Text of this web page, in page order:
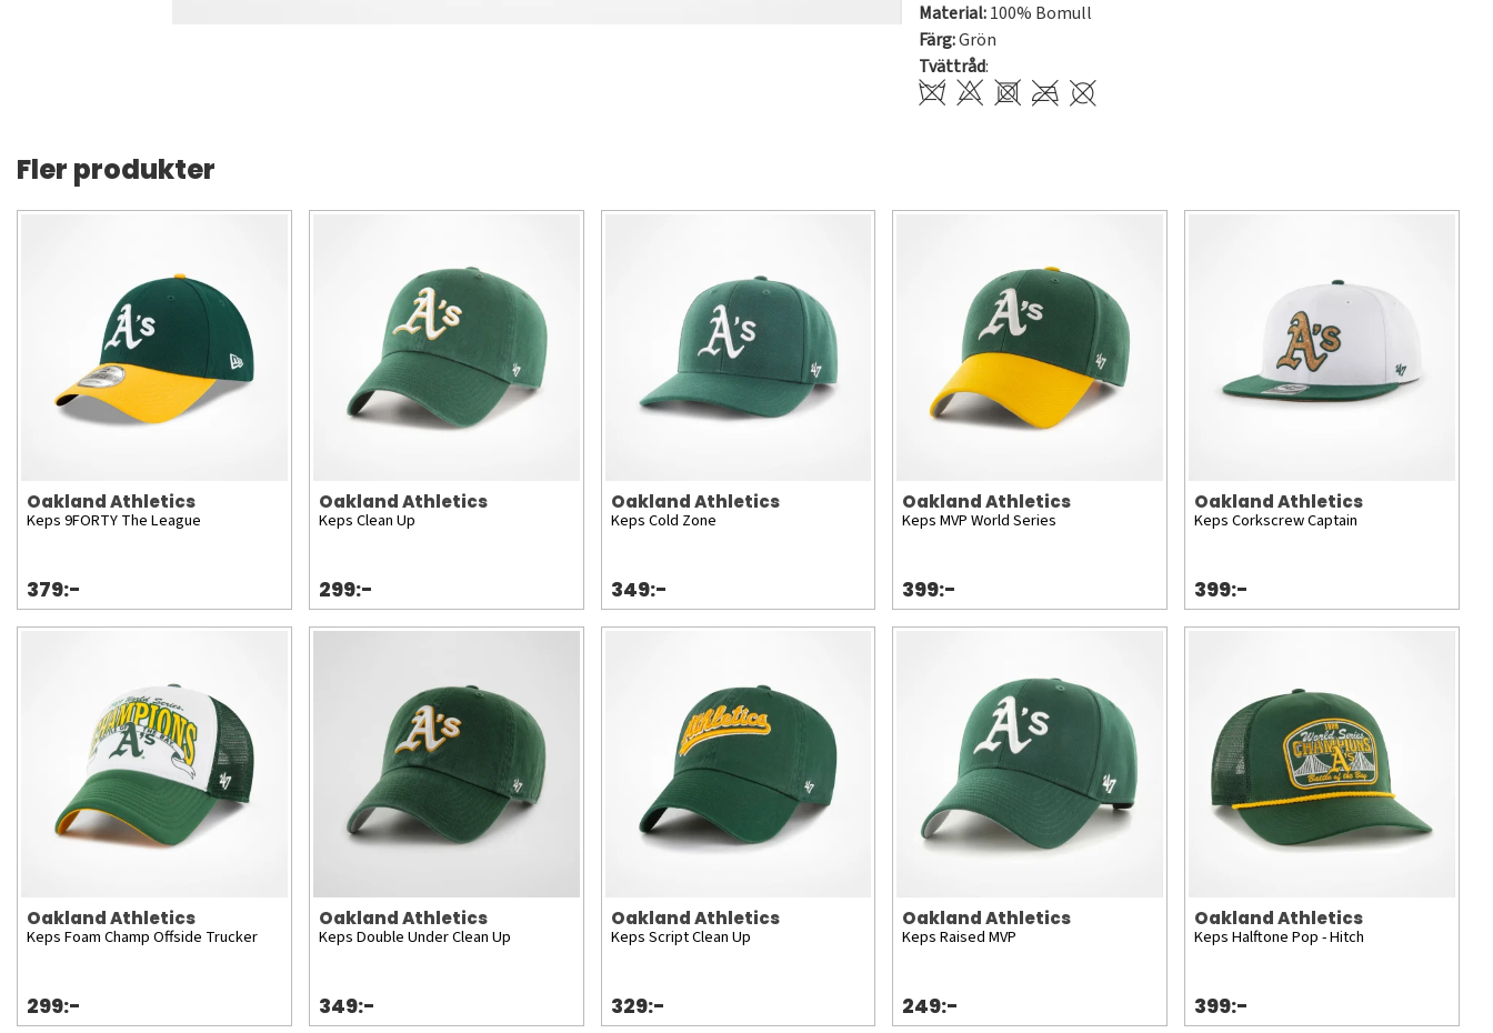
Material:100% Bomull
Färg:Grön
Tvättråd:
Fler produkter
Oakland Athletics
Keps 9FORTY The League
379:-
Oakland Athletics
Keps Clean Up
299:-
Oakland Athletics
Keps Cold Zone
349:-
Oakland Athletics
Keps MVP World Series
399:-
Oakland Athletics
Keps Corkscrew Captain
399:-
Oakland Athletics
Keps Foam Champ Offside Trucker
299:-
Oakland Athletics
Keps Double Under Clean Up
349:-
Oakland Athletics
Keps Script Clean Up
329:-
Oakland Athletics
Keps Raised MVP
249:-
Oakland Athletics
Keps Halftone Pop - Hitch
399:-